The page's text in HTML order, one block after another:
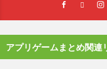
アプリゲームまとめ関連